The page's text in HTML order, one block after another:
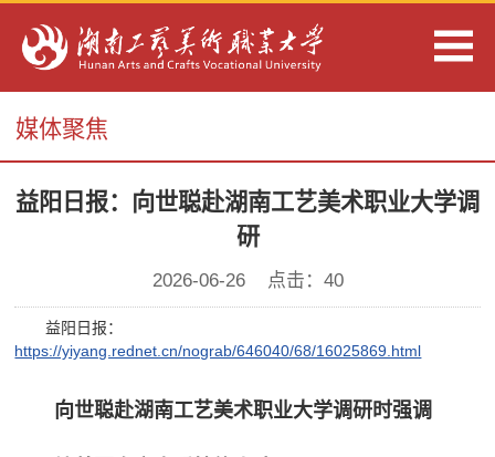
媒体聚焦
益阳日报：向世聪赴湖南工艺美术职业大学调
研
2026-06-26 点击： 40
益阳日报：
https://yiyang.rednet.cn/nograb/646040/68/16025869.html
向世聪赴湖南工艺美术职业大学调研时强调